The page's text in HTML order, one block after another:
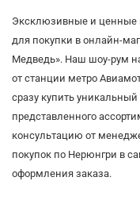
Эксклюзивные и ценные
для покупки в онлайн-
Медведь». Наш шоу-рум
от станции метро
сразу купить
представленного
консультацию от
покупок по Нерюнгри в
оформления заказа.